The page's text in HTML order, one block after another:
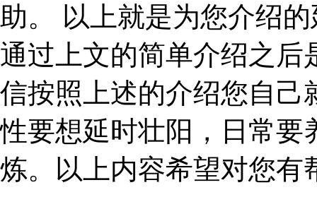
助。 以上就是为您介绍
通过上文的简单介绍之后
信按照上述的介绍您自己
性要想延时壮阳，日常要
炼。以上内容希望对您有